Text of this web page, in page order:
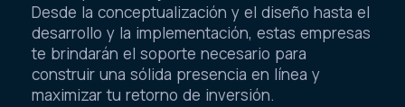
Desde la conceptualización y el diseño hasta el
desarrollo y la implementación, estas empresas
te brindarán el soporte necesario para
construir una sólida presencia en línea y
maximizar tu retorno de inversión.